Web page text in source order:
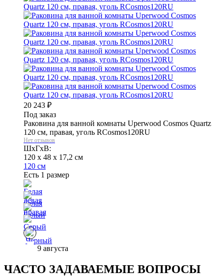
20 243 ₽
Под заказ
Раковина для ванной комнаты Uperwood Cosmos Quartz
120 см, правая, уголь RCosmos120RU
Нет отзывов
ШхГхВ:
120 x 48 x 17,2 см
120 см
Есть 1 размер
9 августа
ЧАСТО ЗАДАВАЕМЫЕ ВОПРОСЫ